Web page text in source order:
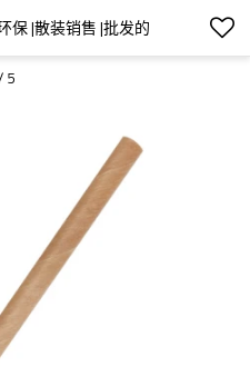
保 |散装销售 |批发的
5